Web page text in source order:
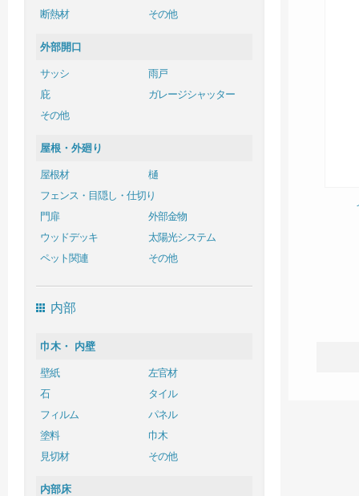
断熱材
その他
外部開口
サッシ
雨戸
庇
ガレージシャッター
その他
屋根・外廻り
屋根材
樋
フェンス・目隠し・仕切り
門扉
外部金物
ウッドデッキ
太陽光システム
ペット関連
その他
内部
巾木・ 内壁
壁紙
左官材
石
タイル
フィルム
パネル
塗料
巾木
見切材
その他
内部床